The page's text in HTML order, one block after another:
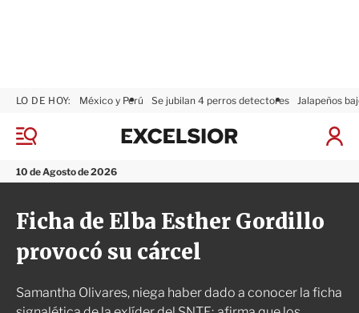
M
n
ú
10 de Agosto de 2026
LO DE HOY: México y Perú Se jubilan 4 perros detectores Jalapeños
I
i
x
l
i
o
Ficha de Elba Esther Gordillo
provocó su cárcel
Samantha Olivares, niega haber dado a conocer la ficha